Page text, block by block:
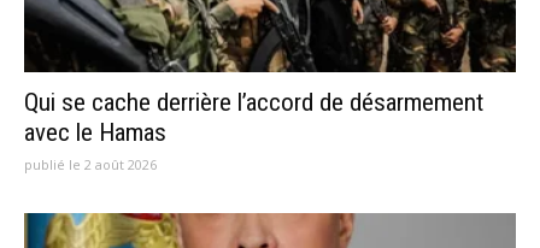
Qui se cache derrière l’accord de désarmement
avec le Hamas
publié le 2 août 2026